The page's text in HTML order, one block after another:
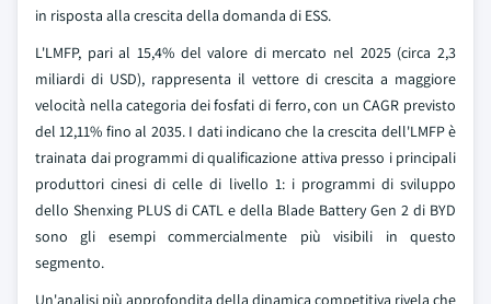
in risposta alla crescita della domanda di ESS.
L'LMFP, pari al 15,4% del valore di mercato nel 2025 (circa 2,3
miliardi di USD), rappresenta il vettore di crescita a maggiore
velocità nella categoria dei fosfati di ferro, con un CAGR previsto
del 12,11% fino al 2035. I dati indicano che la crescita dell'LMFP è
trainata dai programmi di qualificazione attiva presso i principali
produttori cinesi di celle di livello 1: i programmi di sviluppo
dello Shenxing PLUS di CATL e della Blade Battery Gen 2 di BYD
sono gli esempi commercialmente più visibili in questo
segmento.
Un'analisi più approfondita della dinamica competitiva rivela che